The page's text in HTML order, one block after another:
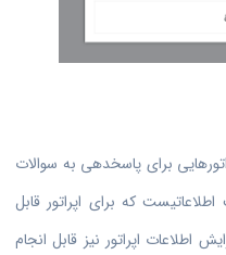
برای پاسخدهی به سوالات
که برای اپراتور قابل
اپراتور نیز قابل انجام